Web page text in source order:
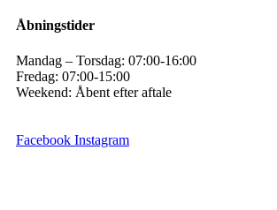
Åbningstider
Mandag – Torsdag: 07:00-16:00
Fredag: 07:00-15:00
Weekend: Åbent efter aftale
Facebook Instagram